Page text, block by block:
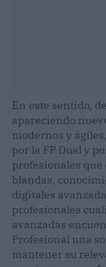
En este sentido,
apareciendo
modernos y
por la FP Dual y
profesionales
blandas,
digitales
profesionales
avanzadas
Profesional una
mantener su